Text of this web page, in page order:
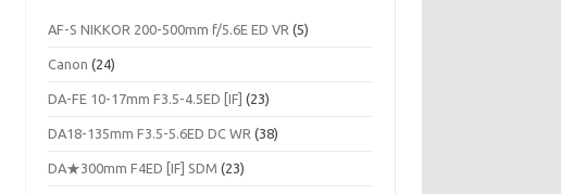
AF-S NIKKOR 200-500mm f/5.6E ED VR (5)
Canon (24)
DA-FE 10-17mm F3.5-4.5ED [IF] (23)
DA18-135mm F3.5-5.6ED DC WR (38)
DA★300mm F4ED [IF] SDM (23)